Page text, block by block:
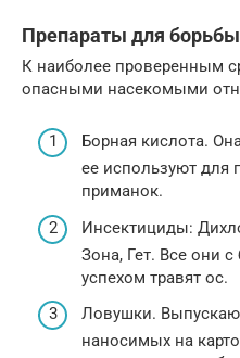
Препараты для
К наиболее проверенным
опасными насекомыми
Борная кислота.
ее используют для
приманок.
Инсектициды:
Зона, Гет. Все они
успехом травят ос.
Ловушки.
наносимых на